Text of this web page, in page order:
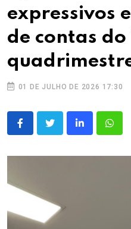
expressivos
de contas do
01 DE JULHO DE 2026 17:30